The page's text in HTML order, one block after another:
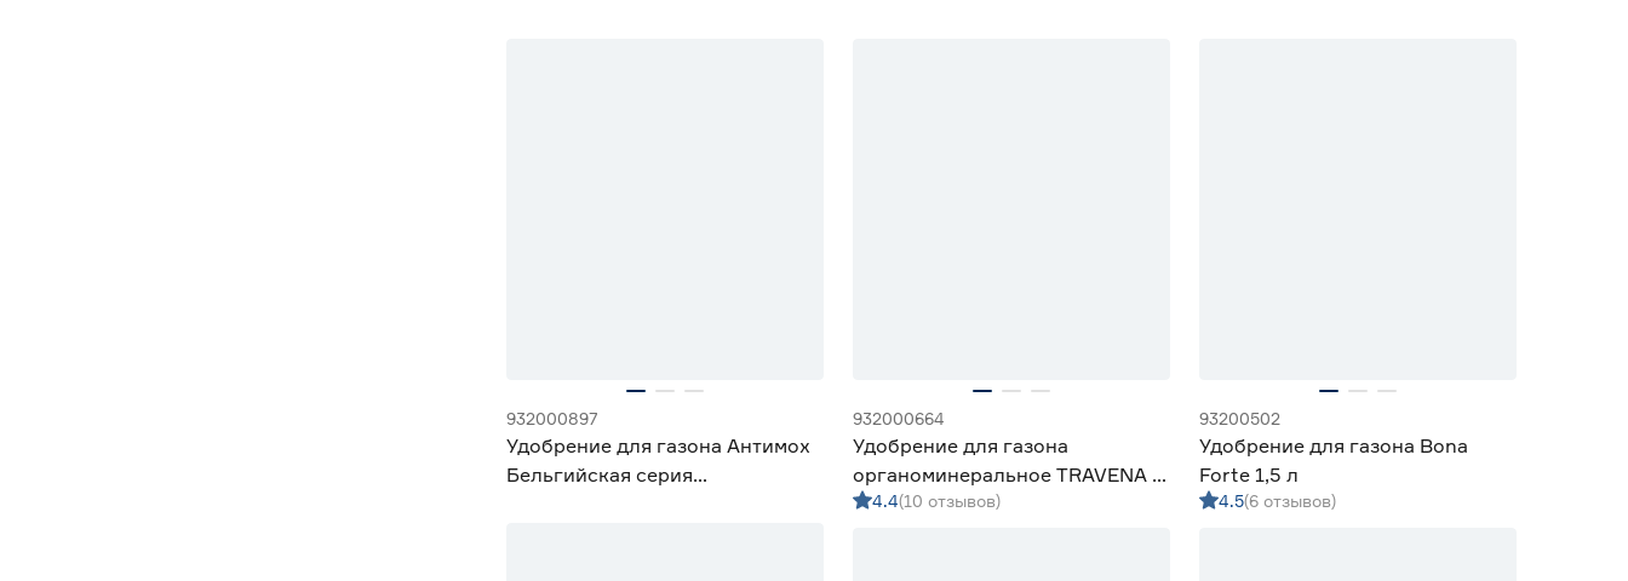
932000897
Удобрение для газона Антимох
Бельгийская серия
932000664
Удобрение для газона
органоминеральное TRAVENA 5
кг4.4(10 отзывов)
93200502
Удобрение для газона Bona
Forte 1,5 л
4.5(6 отзывов)